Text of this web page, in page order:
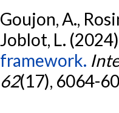
Goujon, A.,
Joblot, L.
framework.
62(17), 6064-